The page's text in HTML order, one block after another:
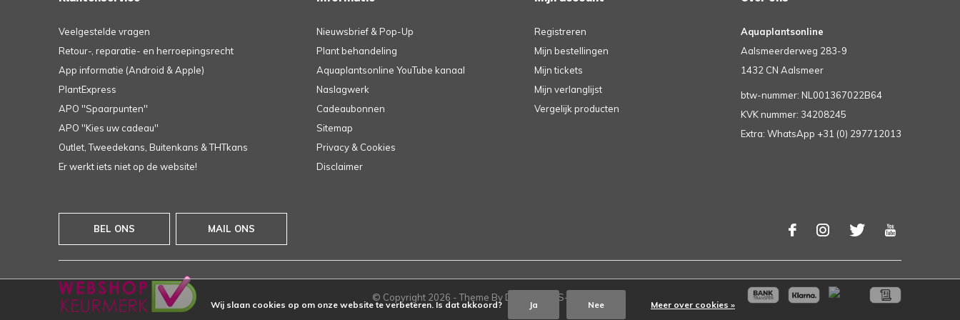
Veelgestelde vragen
Retour-, reparatie- en herroepingsrecht
App informatie (Android & Apple)
PlantExpress
APO ''Spaarpunten''
APO ''Kies uw cadeau''
Outlet, Tweedekans, Buitenkans & THTkans
Er werkt iets niet op de website!
Nieuwsbrief & Pop-Up
Plant behandeling
Aquaplantsonline YouTube kanaal
Naslagwerk
Cadeaubonnen
Sitemap
Privacy & Cookies
Disclaimer
Registreren
Mijn bestellingen
Mijn tickets
Mijn verlanglijst
Vergelijk producten
Aquaplantsonline
Aalsmeerderweg 283-9
1432 CN Aalsmeer
btw-nummer: NL001367022B64
KVK nummer: 34208245
Extra: WhatsApp +31 (0) 297712013
BEL ONS MAIL ONS
© Copyright 2026 - Theme By DMWS RSS-feed
Wij slaan cookies op om onze website te verbeteren. Is dat akkoord? Ja Nee Meer over cookies »